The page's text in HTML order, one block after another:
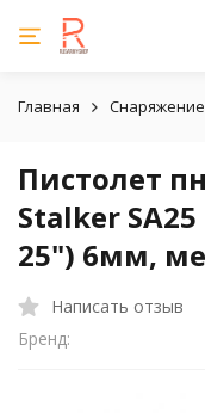
Главная
Пистолет
Stalker
25") 6мм,
Написать отзыв
Бренд: